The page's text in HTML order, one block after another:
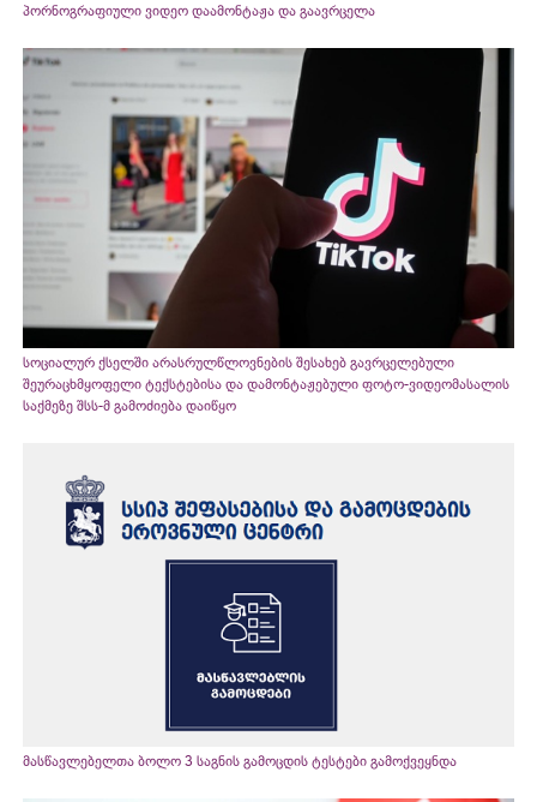
პორნოგრაფიული ვიდეო დაამონტაჟა და გაავრცელა
სოციალურ ქსელში არასრულწლოვნების შესახებ გავრცელებული
შეურაცხმყოფელი ტექსტებისა და დამონტაჟებული ფოტო-ვიდეომასალის
საქმეზე შსს-მ გამოძიება დაიწყო
მასწავლებელთა ბოლო 3 საგნის გამოცდის ტესტები გამოქვეყნდა